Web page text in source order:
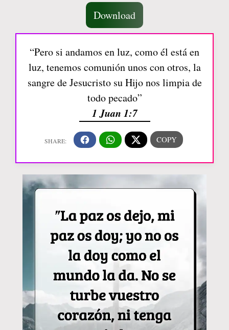
Download
“Pero si andamos en luz, como él está en
luz, tenemos comunión unos con otros, la
sangre de Jesucristo su Hijo nos limpia de
todo pecado”
1 Juan 1:7